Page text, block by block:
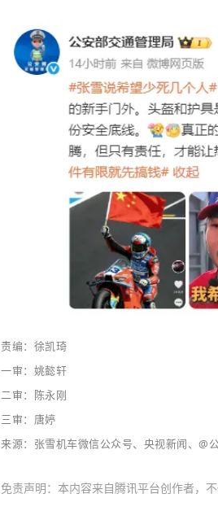
责编：徐凯琦
一审：姚懿轩
二审：陈永刚
三审：唐婷
来源：张雪机车微信公众号、央视新闻、@
免责声明：本内容来自腾讯平台创作者，